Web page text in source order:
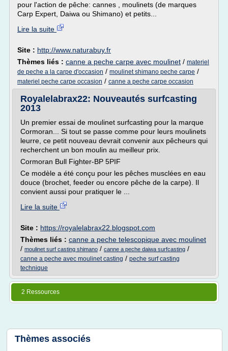
pour l'action de pêche: cannes , moulinets (de marques
Carp Expert, Daiwa ou Shimano) et petits...
Lire la suite
Site : http://www.naturabuy.fr
Thèmes liés : canne a peche carpe avec moulinet / materiel
de peche a la carpe d'occasion / moulinet shimano peche carpe /
materiel peche carpe occasion / canne a peche carpe occasion
Royalelabrax22: Nouveautés surfcasting
2013
Un premier essai de moulinet surfcasting pour la marque
Cormoran... Si tout se passe comme pour leurs moulinets
leurre, ce petit nouveau devrait convenir aux pêcheurs qui
recherchent un bon moulin au meilleur prix.
Cormoran Bull Fighter-BP 5PIF
Ce modèle a été conçu pour les pêches musclées en eau
douce (brochet, feeder ou encore pêche de la carpe). Il
convient aussi pour pratiquer le ...
Lire la suite
Site : https://royalelabrax22.blogspot.com
Thèmes liés : canne a peche telescopique avec moulinet
/ moulinet surf casting shimano / canne a peche daiwa surfcasting /
canne a peche avec moulinet casting / peche surf casting
technique
2 Ressources
Thèmes associés